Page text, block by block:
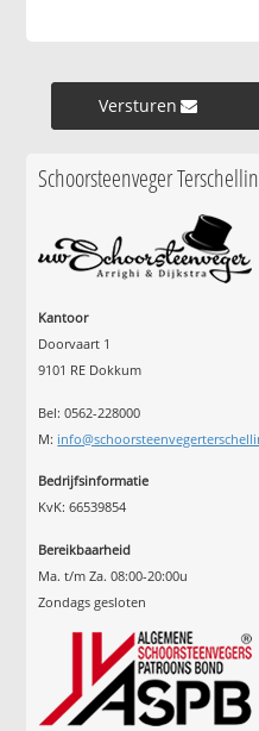
Versturen »
Schoorsteenveger
Kantoor
Doorvaart 1
9101 RE Dokkum
Bel: 0562-228000
M:
Bedrijfsinformatie
KvK: 66539854
Bereikbaarheid
Ma. t/m Za. 08:00-20:00u
Zondags gesloten